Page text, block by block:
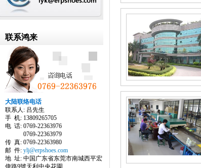
联系鸿来
大陆联络电话
联系人: 吕先生
手 机: 13809265705
电 话: 0769-22363976
0769-22363979
传 真: 0769-22363980
邮 件: ylj@erpshoes.com
地 址: 中国广东省东莞市南城西平宏
偉路9號天利中央花園